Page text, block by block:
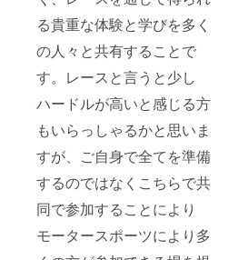
る貴重な体験と学びを多く
の人々と共有することで
す。レースと言うと少し
ハードルが高いと感じる方
もいらっしゃるかと思いま
すが、ご自身で全てを準備
するのではなくこちらで共
同で参加することにより
モータースポーツにより多